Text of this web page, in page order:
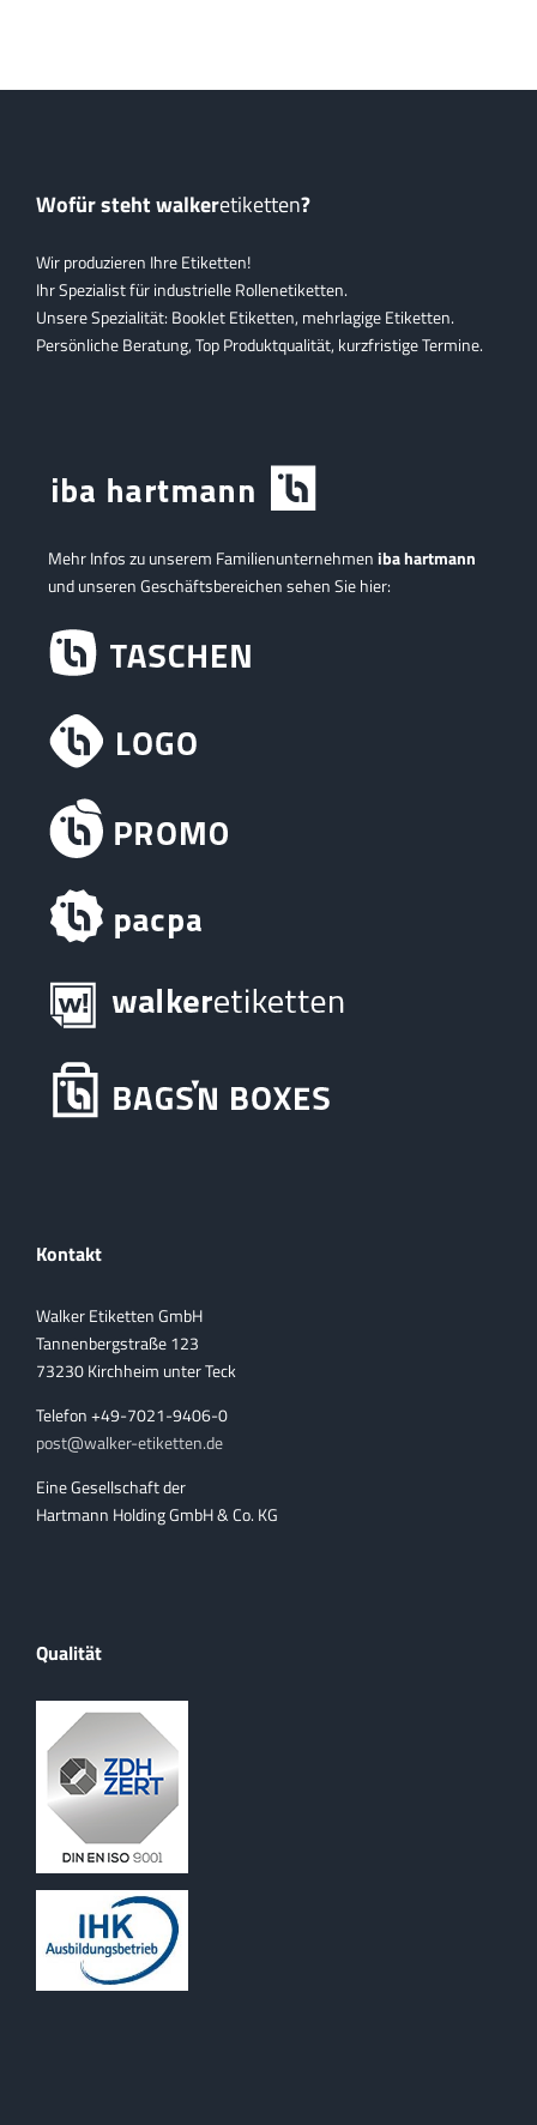
Wofür steht walkeretiketten?
Wir produzieren Ihre Etiketten!
Ihr Spezialist für industrielle Rollenetiketten.
Unsere Spezialität: Booklet Etiketten, mehrlagige Etiketten.
Persönliche Beratung, Top Produktqualität, kurzfristige Termine.
Mehr Infos zu unserem Familienunternehmeniba hartmann
und unseren Geschäftsbereichen sehen Sie hier:
Kontakt
Walker Etiketten GmbH
Tannenbergstraße 123
73230 Kirchheim unter Teck
Telefon +49-7021-9406-0
post@walker-etiketten.de
Eine Gesellschaft der
Hartmann Holding GmbH & Co. KG
Qualität